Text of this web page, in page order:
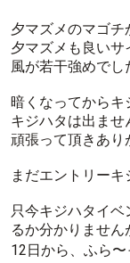
夕マズメのマゴ
夕マズメも良い
風が若干強めで
暗くなってからキ
キジハタは出ま
頑張って頂きあり
まだエントリー
只今キジハタイ
るか分かりませ
12日から、ふら